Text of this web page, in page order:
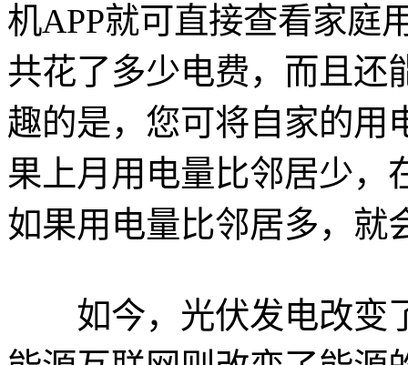
机APP就可直接查看家庭
共花了多少电费，而且还
趣的是，您可将自家的用
果上月用电量比邻居少，
如果用电量比邻居多，就
如今，光伏发电改变